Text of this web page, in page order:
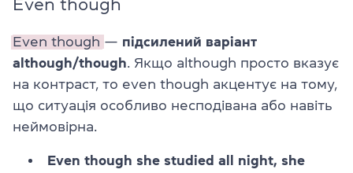
Even though
Even though — підсилений варіант
although/though . Якщо although просто вказує
на контраст, то even though акцентує на тому,
що ситуація особливо несподівана або навіть
неймовірна.
Even though she studied all night, she